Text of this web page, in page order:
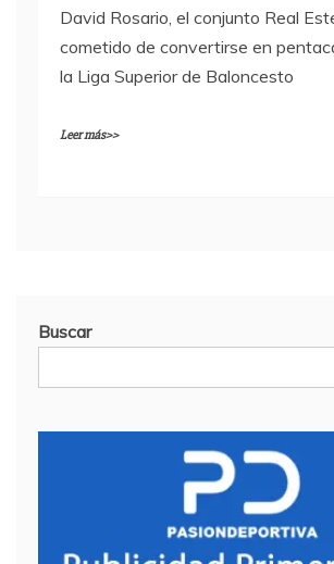
David Rosario, el conjunto Real
cometido de convertirse en
la Liga Superior de Baloncesto
Leer más>>
Buscar